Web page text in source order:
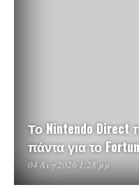
Το Nintendo Direct
πάντα για το
04 Αυγ 2026 1:28 μμ